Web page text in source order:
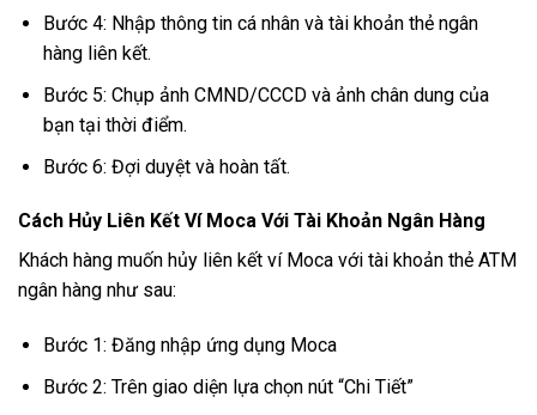
Bước 4: Nhập thông tin cá nhân và tài khoản thẻ ngân
hàng liên kết.
Bước 5: Chụp ảnh CMND/CCCD và ảnh chân dung của
bạn tại thời điểm.
Bước 6: Đợi duyệt và hoàn tất.
Cách Hủy Liên Kết Ví Moca Với Tài Khoản Ngân Hàng
Khách hàng muốn hủy liên kết ví Moca với tài khoản thẻ ATM
ngân hàng như sau:
Bước 1: Đăng nhập ứng dụng Moca
Bước 2: Trên giao diện lựa chọn nút “Chi Tiết”